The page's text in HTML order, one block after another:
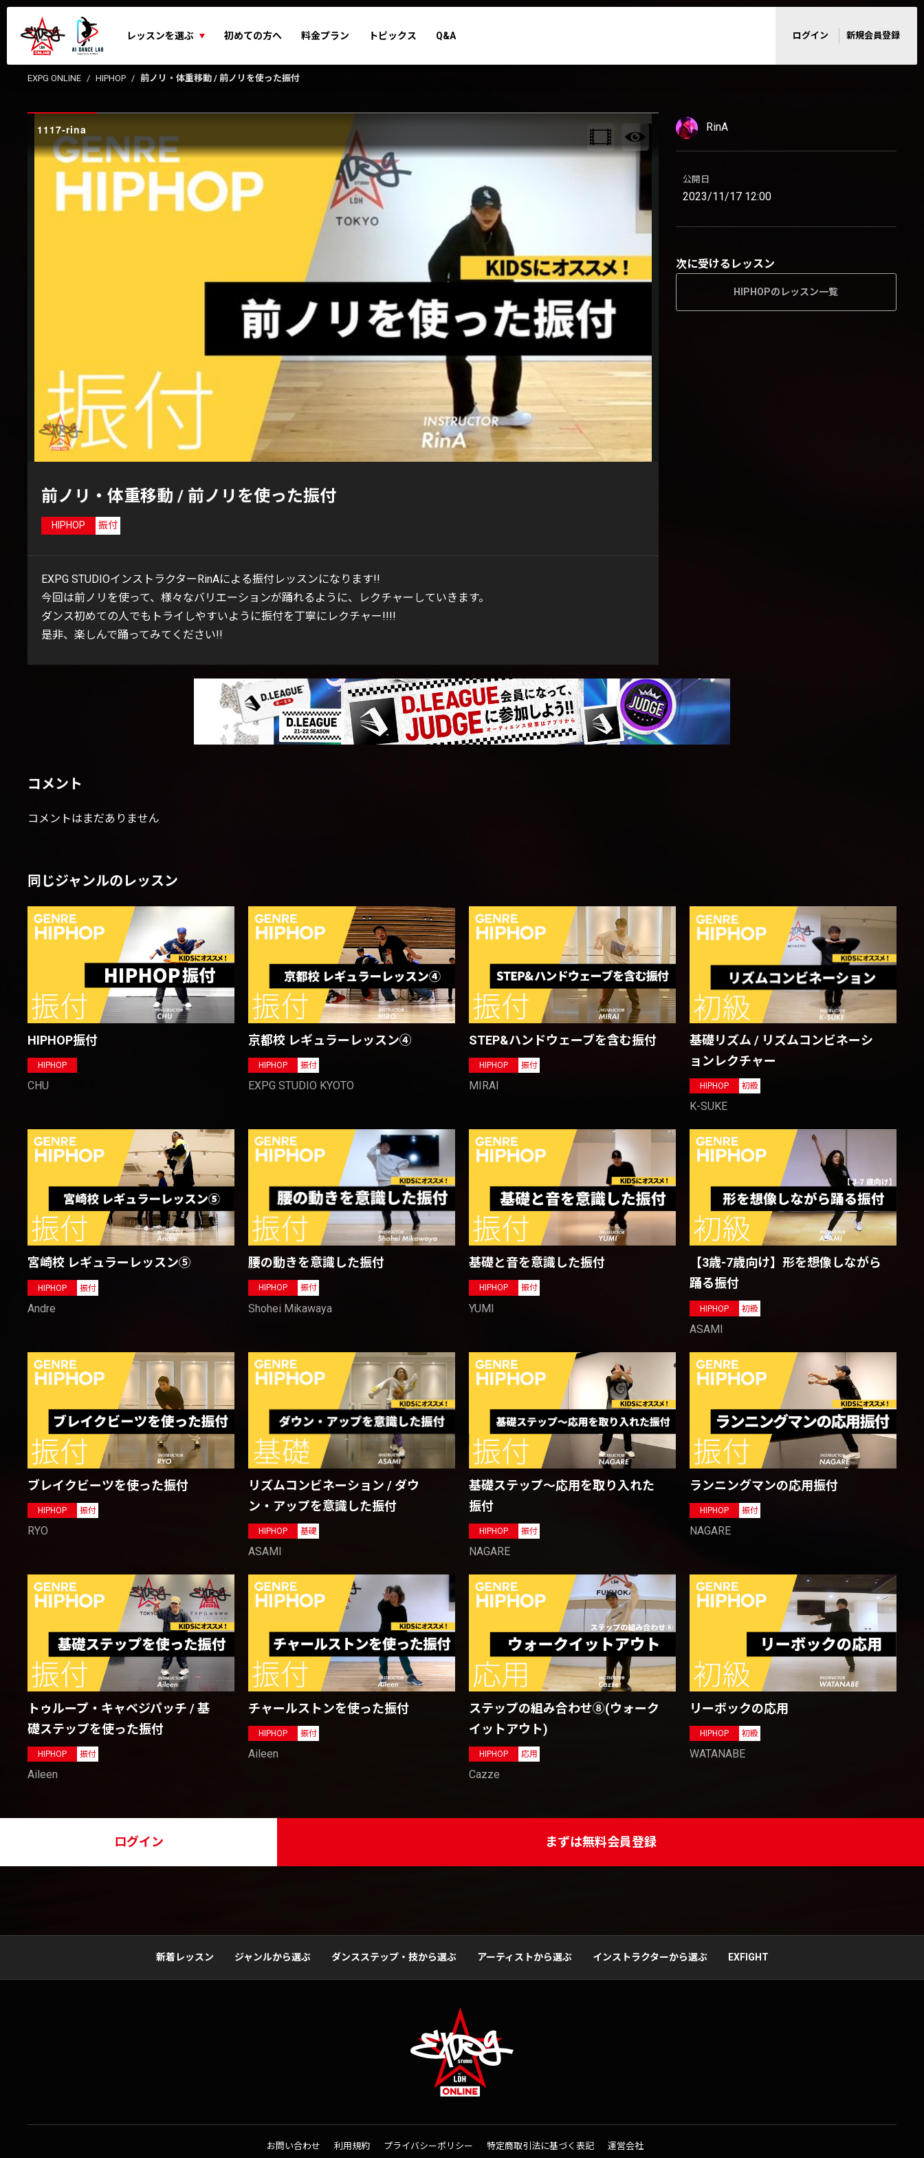
レッスンを選ぶ 初めての方へ 料金プラン トピックス Q&A ログイン 新規会員登録
EXPG ONLINE HIPHOP 前ノリ・体重移動 / 前ノリを使った振付
1117-rina
前ノリ・体重移動 / 前ノリを使った振付
HIPHOP 振付
EXPG STUDIOインストラクターRinAによる振付レッスンになります!!
今回は前ノリを使って、様々なバリエーションが踊れるように、レクチャーしていきます。
ダンス初めての人でもトライしやすいように振付を丁寧にレクチャー!!!!
是非、楽しんで踊ってみてください!!
RinA
公開日
2023/11/17 12:00
次に受けるレッスン
HIPHOPのレッスン一覧
コメント
コメントはまだありません
同じジャンルのレッスン
HIPHOP振付
HIPHOP
CHU
京都校 レギュラーレッスン④
HIPHOP 振付
EXPG STUDIO KYOTO
STEP&ハンドウェーブを含む振付
HIPHOP 振付
MIRAI
基礎リズム / リズムコンビネーシ
ョンレクチャー
HIPHOP 初級
K-SUKE
宮崎校 レギュラーレッスン⑤
HIPHOP 振付
Andre
腰の動きを意識した振付
HIPHOP 振付
Shohei Mikawaya
基礎と音を意識した振付
HIPHOP 振付
YUMI
【3歳-7歳向け】形を想像しながら
踊る振付
HIPHOP 初級
ASAMI
ブレイクビーツを使った振付
HIPHOP 振付
RYO
リズムコンビネーション / ダウ
ン・アップを意識した振付
HIPHOP 基礎
ASAMI
基礎ステップ〜応用を取り入れた
振付
HIPHOP 振付
NAGARE
ランニングマンの応用振付
HIPHOP 振付
NAGARE
トゥループ・キャベジパッチ / 基
礎ステップを使った振付
HIPHOP 振付
Aileen
チャールストンを使った振付
HIPHOP 振付
Aileen
ステップの組み合わせ⑧(ウォーク
イットアウト)
HIPHOP 応用
Cazze
リーボックの応用
HIPHOP 初級
WATANABE
ログイン まずは無料会員登録
新着レッスン ジャンルから選ぶ ダンスステップ・技から選ぶ アーティストから選ぶ インストラクターから選ぶ EXFIGHT
お問い合わせ 利用規約 プライバシーポリシー 特定商取引法に基づく表記 運営会社